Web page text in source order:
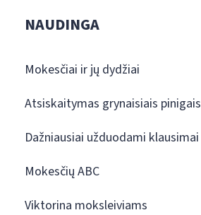
NAUDINGA
Mokesčiai ir jų dydžiai
Atsiskaitymas grynaisiais pinigais
Dažniausiai užduodami klausimai
Mokesčių ABC
Viktorina moksleiviams